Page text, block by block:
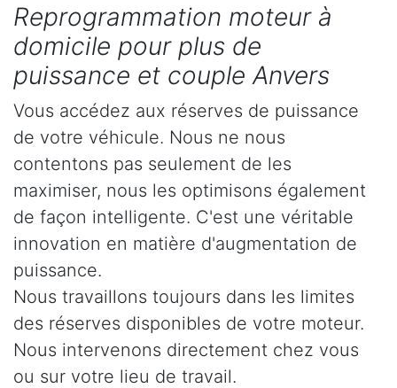
Reprogrammation moteur à
domicile pour plus de
puissance et couple Anvers
Vous accédez aux réserves de puissance
de votre véhicule. Nous ne nous
contentons pas seulement de les
maximiser, nous les optimisons également
de façon intelligente. C'est une véritable
innovation en matière d'augmentation de
puissance.
Nous travaillons toujours dans les limites
des réserves disponibles de votre moteur.
Nous intervenons directement chez vous
ou sur votre lieu de travail.